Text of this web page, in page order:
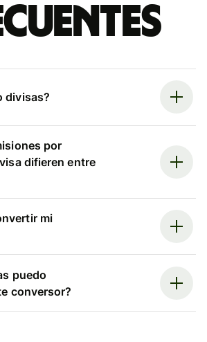
divisas?
por
difieren entre
mi
puedo
conversor?